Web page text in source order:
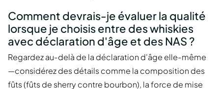
Comment devrais-je évaluer la qualité
lorsque je choisis entre des whiskies
avec déclaration d'âge et des NAS ?
Regardez au-delà de la déclaration d'âge elle-même
—considérez des détails comme la composition des
fûts (fûts de sherry contre bourbon), la force de mise